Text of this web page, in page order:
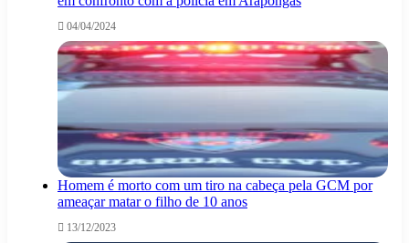
04/04/2024
Homem é morto com um tiro na cabeça pela GCM por
ameaçar matar o filho de 10 anos
13/12/2023